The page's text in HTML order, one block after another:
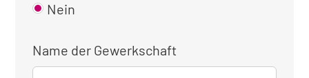
Nein
Name der Gewerkschaft